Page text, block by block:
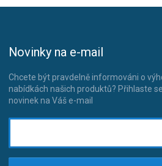
Novinky na e-mail
Chcete být pravdelně informováni o
nabídkách našich produktů? Přihlaste
novinek na Váš e-mail